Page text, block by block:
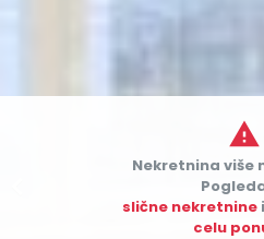

Nekretnina više
slične nekretnine
celu